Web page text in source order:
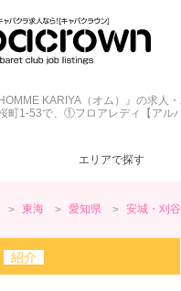
KARIYA（オム）』の求人
町1-53で、①フロアレディ【アル
エリアで探す
錦・栄 (8)
ラウンジ (1)
髪型自由 (5)
私服 (2)
東海 愛知県 安城・刈
紹介